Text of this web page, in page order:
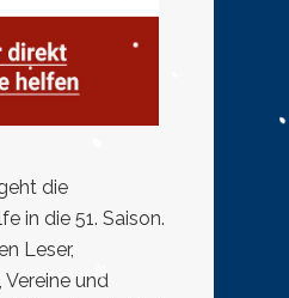
die
in die 51. Saison.
Leser,
und